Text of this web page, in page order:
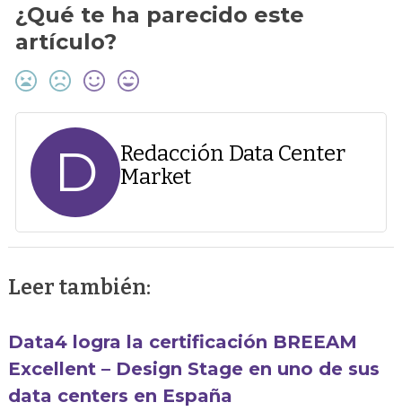
¿Qué te ha parecido este
artículo?
D
Redacción Data Center
Market
Leer también:
Data4 logra la certificación BREEAM
Excellent – Design Stage en uno de sus
data centers en España